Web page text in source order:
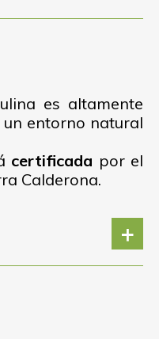
es altamente
entorno natural
certificada por el
Calderona.
+